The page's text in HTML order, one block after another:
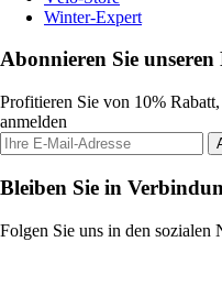
Winter-Expert
Abonnieren Sie unseren
Profitieren Sie von 10%
anmelden
Bleiben Sie in
Folgen Sie uns in den sozialen